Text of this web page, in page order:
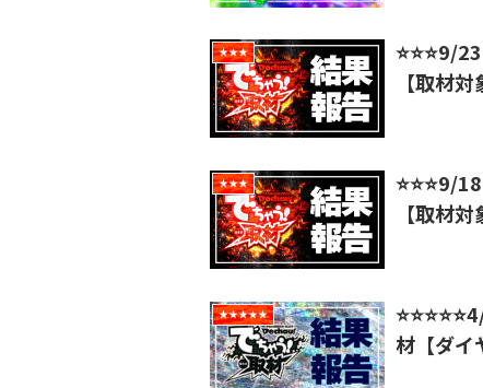
★★★
⭐️⭐️⭐️9/
【取材
★★★
⭐️⭐️⭐️9/
【取材
★★★★★
材【ダイ